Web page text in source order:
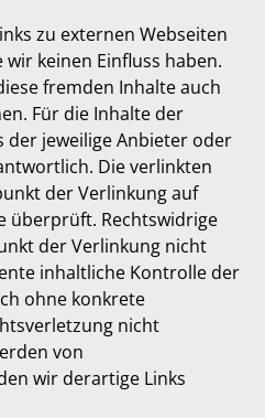
zu externen Webseiten
keinen Einfluss haben.
fremden Inhalte auch
Für die Inhalte der
der jeweilige Anbieter oder
Die verlinkten
der Verlinkung auf
überprüft. Rechtswidrige
der Verlinkung nicht
inhaltliche Kontrolle der
ohne konkrete
nicht
von
wir derartige Links